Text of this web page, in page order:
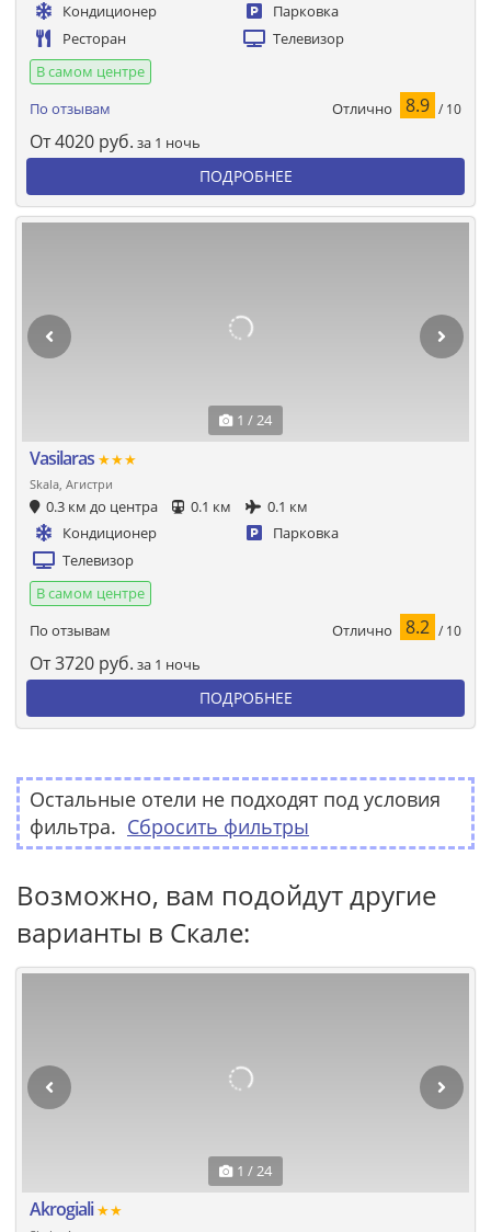
Кондиционер
Парковка
Ресторан
Телевизор
В самом центре
По отзывам
Отлично 8.9 / 10
От4020 руб. за 1 ночь
ПОДРОБНЕЕ
1 / 24
Vasilaras ★★★
Skala, Агистри
0.3 км до центра 0.1 км
0.1 км
Кондиционер
Парковка
Телевизор
В самом центре
По отзывам
Отлично 8.2 / 10
От3720 руб. за 1 ночь
ПОДРОБНЕЕ
Остальные отели не подходят под условия
фильтра. Сбросить фильтры
Возможно, вам подойдут другие
варианты в Скале:
1 / 24
Akrogiali★★